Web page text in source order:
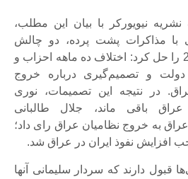
نشریه نیویورکر با بیان این مطلب،
با مذاکرات پشت پرده، دو چالش
اصلی عراق در سال 2010 را حل کرد: اختلاف ده ماهه احزاب و
و تصمیم‌گیری درباره خروج
در نتیجه این تصمیمات، نوری
باقی ماند، جلال طالبانی
به خروج نظامیان عراق رای داد؛
افزایش نفوذ ایران در عراق شد.
قبول دارند که سردار سلیمانی آنها